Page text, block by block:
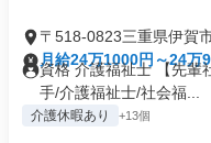
〒518-0823三重県伊賀
月給24万1000円～24万
資格 介護福祉士 【先輩
手/介護福祉士/社会福...
介護休暇あり +13個